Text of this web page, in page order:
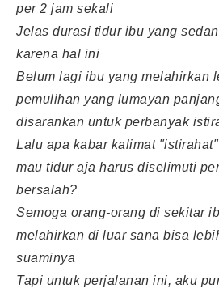
per 2 jam sekali
Jelas durasi tidur ibu yang
karena hal ini
Belum lagi ibu yang melahirkan
pemulihan yang lumayan
disarankan untuk perbanyak
Lalu apa kabar kalimat
mau tidur aja harus diselimuti
bersalah?
Semoga orang-orang di sekitar
melahirkan di luar sana bisa
suaminya
Tapi untuk perjalanan ini, aku